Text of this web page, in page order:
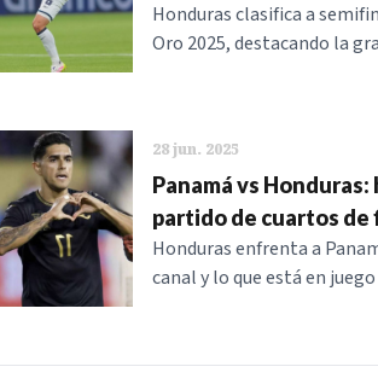
Honduras clasifica a
Oro 2025, destacando la
28 jun. 2025
Panamá vs
partido de cuartos de
Honduras enfrenta a
canal y lo que está en